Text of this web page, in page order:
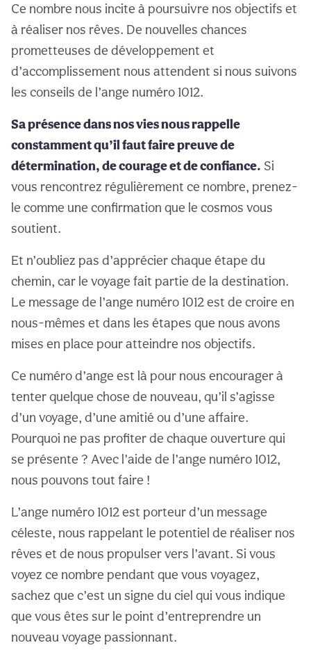
Ce nombre nous incite à poursuivre nos objectifs et
à réaliser nos rêves. De nouvelles chances
prometteuses de développement et
d’accomplissement nous attendent si nous suivons
les conseils de l’ange numéro 1012.
Sa présence dans nos vies nous rappelle
constamment qu’il faut faire preuve de
détermination, de courage et de confiance. Si
vous rencontrez régulièrement ce nombre, prenez-
le comme une confirmation que le cosmos vous
soutient.
Et n’oubliez pas d’apprécier chaque étape du
chemin, car le voyage fait partie de la destination.
Le message de l’ange numéro 1012 est de croire en
nous-mêmes et dans les étapes que nous avons
mises en place pour atteindre nos objectifs.
Ce numéro d’ange est là pour nous encourager à
tenter quelque chose de nouveau, qu’il s’agisse
d’un voyage, d’une amitié ou d’une affaire.
Pourquoi ne pas profiter de chaque ouverture qui
se présente ? Avec l’aide de l’ange numéro 1012,
nous pouvons tout faire !
L’ange numéro 1012 est porteur d’un message
céleste, nous rappelant le potentiel de réaliser nos
rêves et de nous propulser vers l’avant. Si vous
voyez ce nombre pendant que vous voyagez,
sachez que c’est un signe du ciel qui vous indique
que vous êtes sur le point d’entreprendre un
nouveau voyage passionnant.